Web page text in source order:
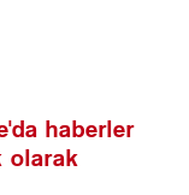
haberler
olarak